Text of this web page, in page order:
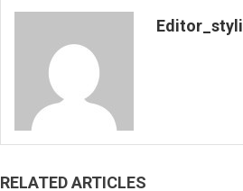
RELATED ARTICLES